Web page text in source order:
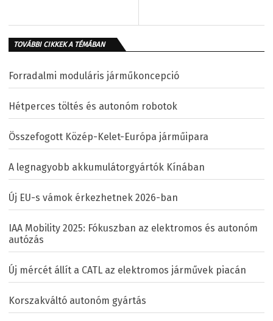
TOVÁBBI CIKKEK A TÉMÁBAN
Forradalmi moduláris járműkoncepció
Hétperces töltés és autonóm robotok
Összefogott Közép-Kelet-Európa járműipara
A legnagyobb akkumulátorgyártók Kínában
Új EU-s vámok érkezhetnek 2026-ban
IAA Mobility 2025: Fókuszban az elektromos és autonóm
autózás
Új mércét állít a CATL az elektromos járművek piacán
Korszakváltó autonóm gyártás